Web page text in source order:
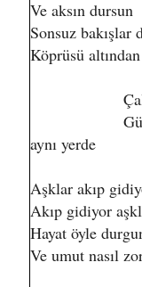
Ve aksın dursun
Sonsuz bakışlar
Köprüsü
Çalsana
Günler
aynı yerde
Aşklar akıp
Akıp gidiyor
Hayat öyle
Ve umut nasıl